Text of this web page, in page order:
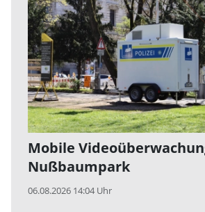
Mobile
Nußbaumpark
06.08.2026 14:04 Uhr